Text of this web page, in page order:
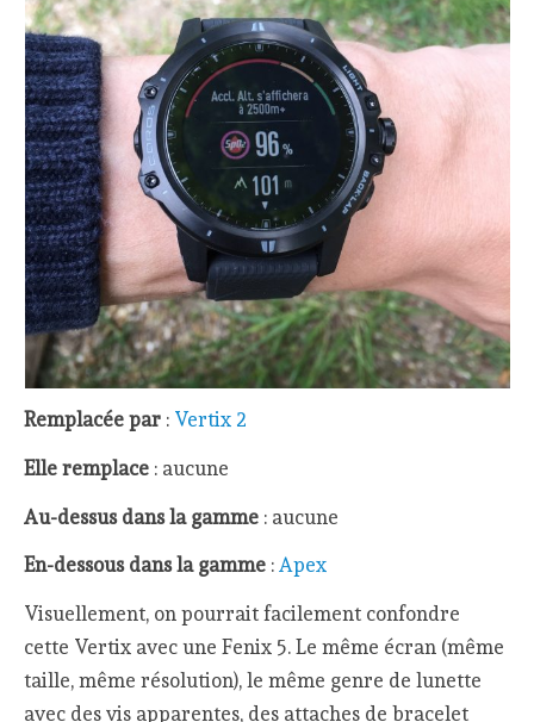
Remplacée par : Vertix 2
Elle remplace : aucune
Au-dessus dans la gamme : aucune
En-dessous dans la gamme :Apex
Visuellement, on pourrait facilement confondre
cette Vertix avec une Fenix 5. Le même écran (même
taille, même résolution), le même genre de lunette
avec des vis apparentes, des attaches de bracelet